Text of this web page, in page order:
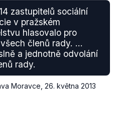
– navrhl nový text
Ing. Evu Vorlíčkovou
tedy zkusili
primátora a
tento akt není
zastupitelů sociální
v pražském
hlasovalo pro
členů rady. ...
a jednotně odvolání
rady.
Moravce 26. května 2013